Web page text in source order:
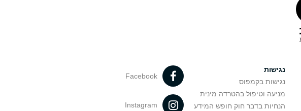
נגישות
נגישות בקמפוס
מניעה וטיפול בהטרדה מינית
הנחיות בדבר חוק חופש המידע
Facebook
Instagram